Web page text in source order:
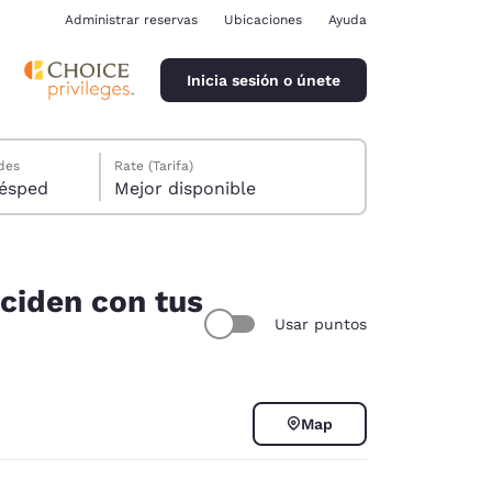
Administrar reservas Ubicaciones Ayuda
Inicia sesión o únete
1 huésped
Rate (Tarifa)
Mejor disponible
con tus
Usar puntos
Map